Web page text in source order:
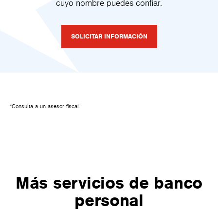
cuyo nombre puedes confiar.
SOLICITAR INFORMACIÓN
*Consulta a un asesor fiscal.
Más servicios de banco
personal